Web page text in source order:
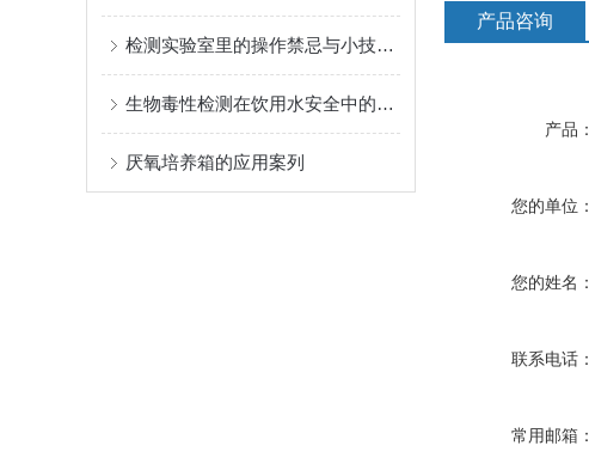
检测实验室里的操作禁忌与小技巧汇总之四
生物毒性检测在饮用水安全中的应用及解决方案
厌氧培养箱的应用案列
产品咨询
产品：
您的单位：
您的姓名：
联系电话：
常用邮箱：